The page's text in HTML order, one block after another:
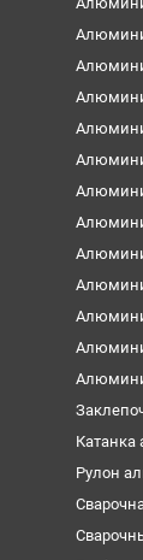
Рулон